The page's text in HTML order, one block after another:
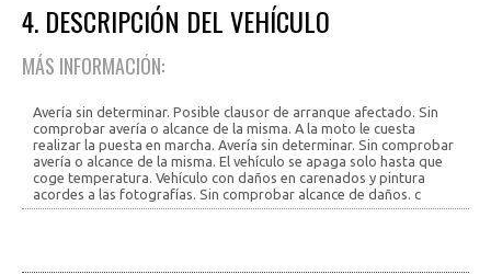
4. DESCRIPCIÓN DEL VEHÍCULO
MÁS INFORMACIÓN:
Avería sin determinar. Posible clausor de arranque afectado. Sin
comprobar avería o alcance de la misma. A la moto le cuesta
realizar la puesta en marcha. Avería sin determinar. Sin comprobar
avería o alcance de la misma. El vehículo se apaga solo hasta que
coge temperatura. Vehículo con daños en carenados y pintura
acordes a las fotografías. Sin comprobar alcance de daños. c